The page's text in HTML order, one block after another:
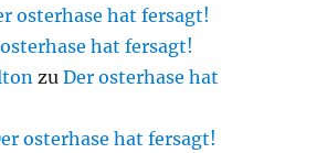
osterhase hat fersagt!
hat fersagt!
zuDer osterhase hat
osterhase hat fersagt!